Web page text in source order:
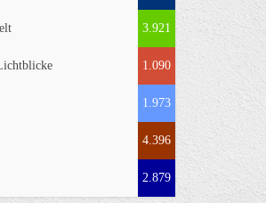
3.921
1.090
1.973
4.396
2.879